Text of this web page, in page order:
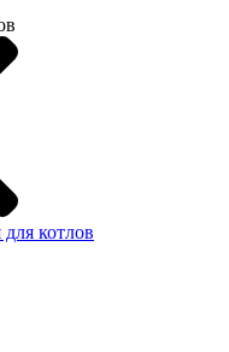
котлов